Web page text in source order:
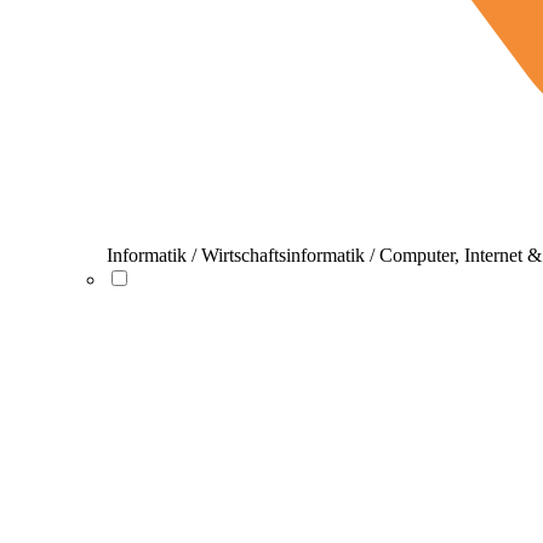
Informatik / Wirtschaftsinformatik / Computer, Internet